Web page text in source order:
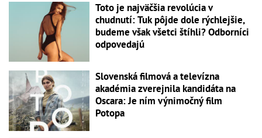
Toto je najväčšia revolúcia v
chudnutí: Tuk pôjde dole rýchlejšie,
budeme však všetci štíhli? Odborníci
odpovedajú
Slovenská filmová a televízna
akadémia zverejnila kandidáta na
Oscara: Je ním výnimočný film
Potopa